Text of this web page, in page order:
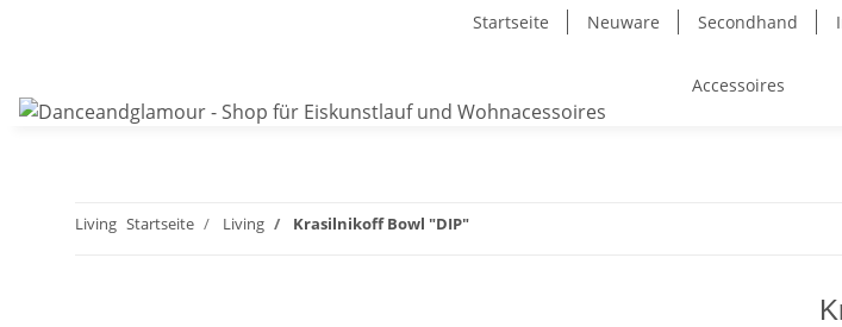
Startseite Neuware Secondhand
Accessoires
Living Startseite Living Krasilnikoff Bowl "DIP"